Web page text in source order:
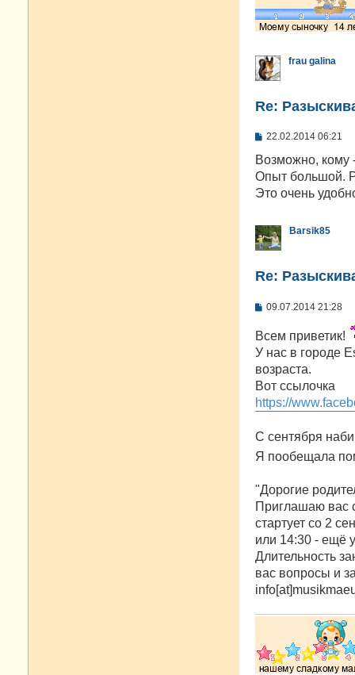
frau galina
Re:
С
о
щ
е
е
22.02.2014 06:21
Возможно, кому
Опыт большой.
Это очень
Barsik85
Re:
С
б
щ
н
и
09.07.2014 21:28
Всем приветик!
У нас в городе
возраста.
Вот ссылочка
https://
С сентября
Я пообещала
"Дорогие
Приглашаю вас
стартует со 2
или 14:30 - ещё
Длительность
вас вопросы и